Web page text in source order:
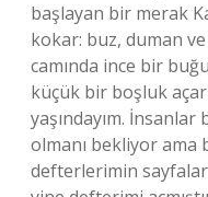
başlayan bir merak
kokar: buz, duman
camında ince bir
küçük bir boşluk
yaşındayım. İnsanlar
olmanı bekliyor ama
defterlerimin